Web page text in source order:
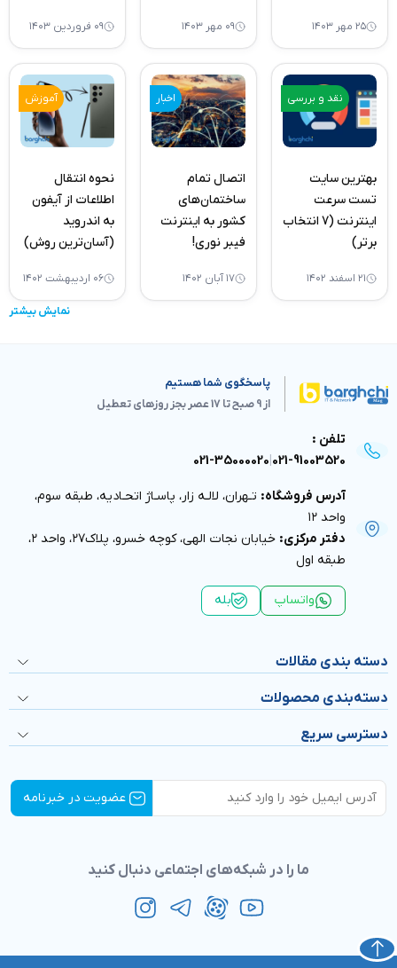
۲۵ مهر ۱۴۰۳ ۰۹ مهر ۱۴۰۳ ۰۹ فروردین ۱۴۰۳
بهترین سایت
تست سرعت
اینترنت (7 انتخاب
برتر)
۲۱ اسفند ۱۴۰۲
نقد و بررسی
اتصال تمام
ساختمان‌های
کشور به اینترنت
فیبر نوری!
۱۷ آبان ۱۴۰۲
اخبار
نحوه انتقال
اطلاعات از آیفون
به اندروید
(آسان‌ترین روش)
۰۶ اردیبهشت ۱۴۰۲
آموزش
نمایش بیشتر
پاسخگوی شما هستیم
از 9 صبح تا 17 عصر بجز روزهای تعطیل
تلفن :
021-91003520
021-35000020
آدرس فروشگاه: تـهران، لالـه زار، پاسـاژ اتحـاديه، طبقه سوم،
واحد ١٢
دفتر مركزى:
خيابان نجات الهى، كوچه خسرو، پلاك٢٧، واحد ٢،
طبقه اول
واتساپ بله
دسته بندی مقالات
دسته‌بندی محصولات
دسترسی سریع
ما را در شبکه‌های اجتماعی دنبال کنید